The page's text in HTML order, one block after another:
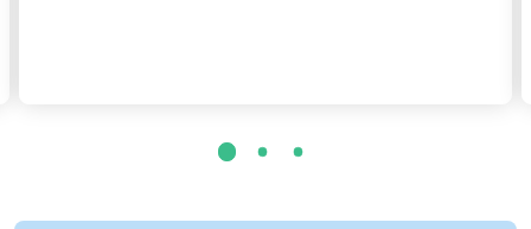
1 2 3